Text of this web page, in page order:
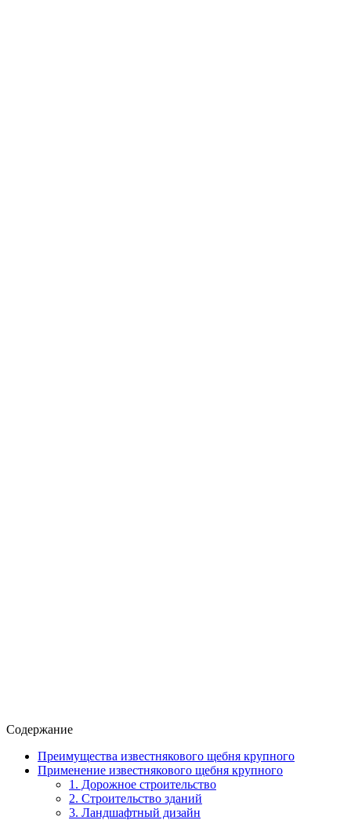
Содержание
Преимущества известнякового щебня крупного
Применение известнякового щебня крупного
1. Дорожное строительство
2. Строительство зданий
3. Ландшафтный дизайн